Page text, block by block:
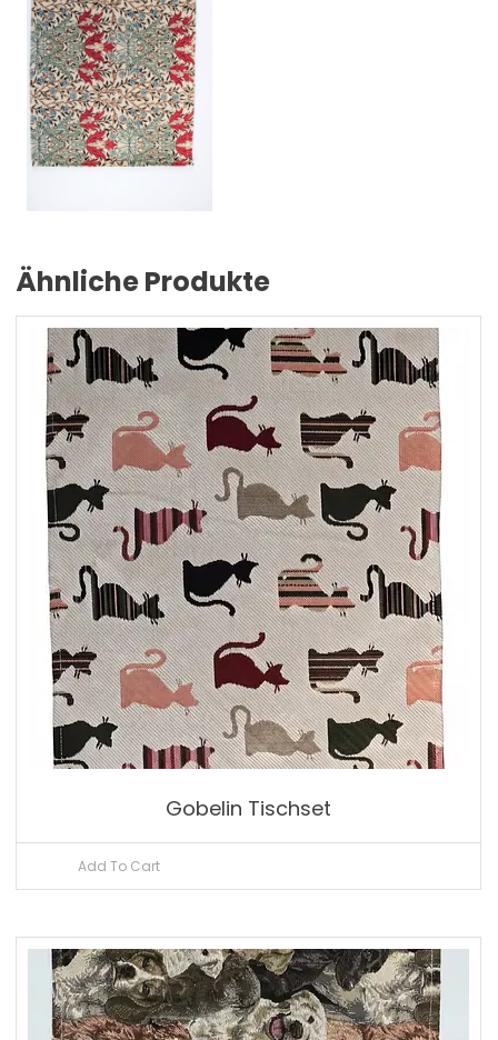
Ähnliche Produkte
Gobelin Tischset
Add To Cart